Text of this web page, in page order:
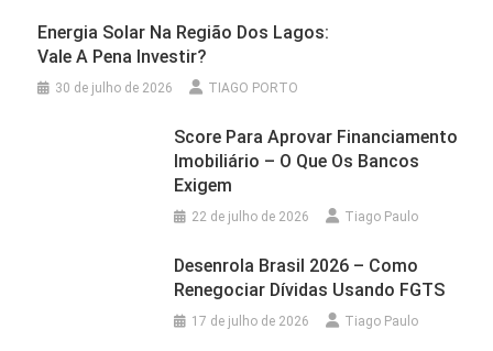
Energia Solar Na Região Dos Lagos:
Vale A Pena Investir?
30 de julho de 2026 TIAGO PORTO
Score Para Aprovar Financiamento
Imobiliário – O Que Os Bancos
Exigem
22 de julho de 2026 Tiago Paulo
Desenrola Brasil 2026 – Como
Renegociar Dívidas Usando FGTS
17 de julho de 2026 Tiago Paulo